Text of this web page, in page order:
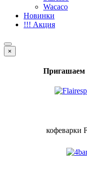
Wacaco
Новинки
!!! Акция
×
Пригашаем
кофеварки